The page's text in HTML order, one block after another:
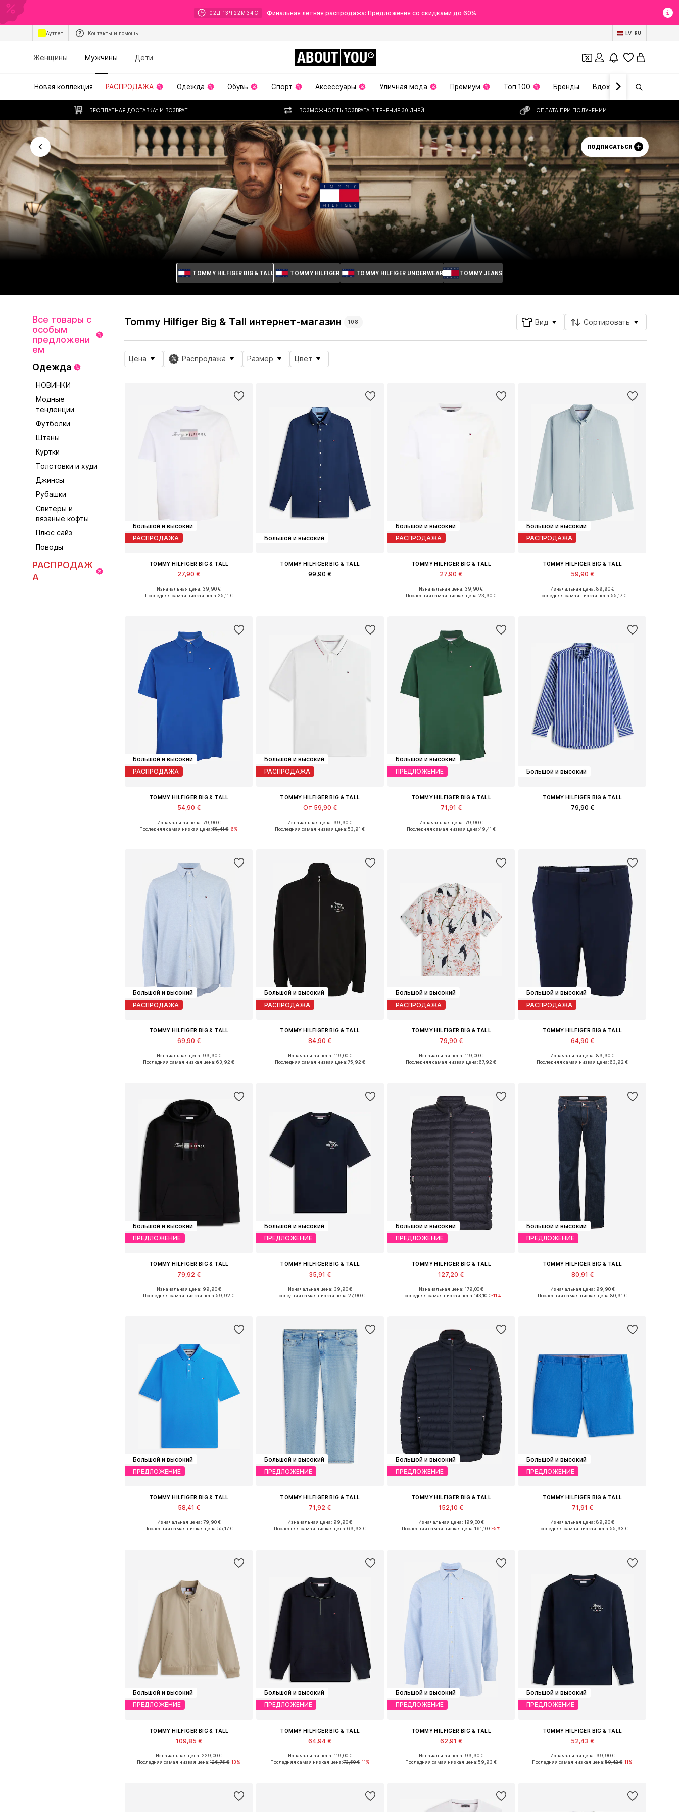
02 Д 13 Ч 22 М 32 С Финальная летняя распродажа: Предложения со скидками до 60%
Аутлет Контакты и помощь LV RU
Женщины Мужчины Дети ABOUT YOU
Новая коллекция РАСПРОДАЖА Одежда Обувь Спорт Аксессуары Уличная мода Премиум Топ 100 Бренды Вдохновение
БЕСПЛАТНАЯ ДОСТАВКА* И ВОЗВРАТ ВОЗМОЖНОСТЬ ВОЗВРАТА В ТЕЧЕНИЕ 30 ДНЕЙ ОПЛАТА ПРИ ПОЛУЧЕНИИ
ПОДПИСАТЬСЯ
TOMMY HILFIGER BIG & TALL TOMMY HILFIGER TOMMY HILFIGER UNDERWEAR TOMMY JEANS
Все товары с
особым
предложени
ем
Одежда
НОВИНКИ
Модные
тенденции
Футболки
Штаны
Куртки
Толстовки и худи
Джинсы
Рубашки
Свитеры и
вязаные кофты
Плюс сайз
Поводы
РАСПРОДАЖ
А
Tommy Hilfiger Big & Tall интернет-магазин 108 Вид Сортировать
Цена Распродажа Размер Цвет
Большой и высокий
РАСПРОДАЖА
TOMMY HILFIGER BIG & TALL
27,90 €
Доступные размеры: XXL, XXXL, 4XL
Изначальная цена: 39,90 €
Последняя самая низкая цена:25,11 €
Большой и высокий
TOMMY HILFIGER BIG & TALL
99,90 €
Большой и высокий
РАСПРОДАЖА
TOMMY HILFIGER BIG & TALL
27,90 €
Доступные размеры: XXL, XXXL, 4XL, 5XL
Изначальная цена: 39,90 €
Последняя самая низкая цена:23,90 €
Большой и высокий
РАСПРОДАЖА
TOMMY HILFIGER BIG & TALL
59,90 €
Доступные размеры: XXL, XXXL, 4XL, 5XL
Изначальная цена: 89,90 €
Последняя самая низкая цена:55,17 €
Большой и высокий
РАСПРОДАЖА
TOMMY HILFIGER BIG & TALL
54,90 €
+2
Доступные размеры: XXL, 4XL, 5XL
Изначальная цена: 79,90 €
Последняя самая низкая цена:58,41 €-6%
Большой и высокий
РАСПРОДАЖА
TOMMY HILFIGER BIG & TALL
От 59,90 €
Доступные размеры: XXXL, 4XL, 5XL
Изначальная цена: 99,90 €
Последняя самая низкая цена:53,91 €
Большой и высокий
ПРЕДЛОЖЕНИЕ
TOMMY HILFIGER BIG & TALL
71,91 €
+2
Доступные размеры: XXL, 4XL
Изначальная цена: 79,90 €
Последняя самая низкая цена:49,41 €
Большой и высокий
TOMMY HILFIGER BIG & TALL
79,90 €
Большой и высокий
РАСПРОДАЖА
TOMMY HILFIGER BIG & TALL
69,90 €
Доступные размеры: XXL, XXXL, 4XL, 5XL
Изначальная цена: 99,90 €
Последняя самая низкая цена:63,92 €
Большой и высокий
РАСПРОДАЖА
TOMMY HILFIGER BIG & TALL
84,90 €
Доступные размеры: XXL, XXXL, 4XL, 5XL
Изначальная цена: 119,00 €
Последняя самая низкая цена:75,92 €
Большой и высокий
РАСПРОДАЖА
TOMMY HILFIGER BIG & TALL
79,90 €
Доступные размеры: XXXL
Изначальная цена: 119,00 €
Последняя самая низкая цена:67,92 €
Большой и высокий
РАСПРОДАЖА
TOMMY HILFIGER BIG & TALL
64,90 €
Доступные размеры: 44
Изначальная цена: 89,90 €
Последняя самая низкая цена:63,92 €
Большой и высокий
ПРЕДЛОЖЕНИЕ
TOMMY HILFIGER BIG & TALL
79,92 €
Доступные размеры: XXL, XXXL, 4XL, 5XL
Изначальная цена: 99,90 €
Последняя самая низкая цена:59,92 €
Большой и высокий
ПРЕДЛОЖЕНИЕ
TOMMY HILFIGER BIG & TALL
35,91 €
Доступные размеры: XXL, XXXL
Изначальная цена: 39,90 €
Последняя самая низкая цена:27,90 €
Большой и высокий
ПРЕДЛОЖЕНИЕ
TOMMY HILFIGER BIG & TALL
127,20 €
Доступные размеры: XXL, XXXL, 4XL, 5XL
Изначальная цена: 179,00 €
Последняя самая низкая цена:143,10 €-11%
Большой и высокий
ПРЕДЛОЖЕНИЕ
TOMMY HILFIGER BIG & TALL
80,91 €
Доступно множество размеров
Изначальная цена: 99,90 €
Последняя самая низкая цена:80,91 €
Большой и высокий
ПРЕДЛОЖЕНИЕ
TOMMY HILFIGER BIG & TALL
58,41 €
Доступные размеры: XXXL
Изначальная цена: 79,90 €
Последняя самая низкая цена:55,17 €
Большой и высокий
ПРЕДЛОЖЕНИЕ
TOMMY HILFIGER BIG & TALL
71,92 €
Доступно множество размеров
Изначальная цена: 99,90 €
Последняя самая низкая цена:69,93 €
Большой и высокий
ПРЕДЛОЖЕНИЕ
TOMMY HILFIGER BIG & TALL
152,10 €
Доступные размеры: XXL, XXXL, 4XL, 5XL
Изначальная цена: 199,00 €
Последняя самая низкая цена:161,10 €-5%
Большой и высокий
ПРЕДЛОЖЕНИЕ
TOMMY HILFIGER BIG & TALL
71,91 €
Доступные размеры: 40, 42, 44
Изначальная цена: 89,90 €
Последняя самая низкая цена:55,93 €
Большой и высокий
ПРЕДЛОЖЕНИЕ
TOMMY HILFIGER BIG & TALL
109,85 €
Доступные размеры: XXL, XXXL, 4XL
Изначальная цена: 229,00 €
Последняя самая низкая цена:126,75 €-13%
Большой и высокий
ПРЕДЛОЖЕНИЕ
TOMMY HILFIGER BIG & TALL
64,94 €
Доступные размеры: XXL, XXXL, 4XL, 5XL
Изначальная цена: 119,00 €
Последняя самая низкая цена:73,50 €-11%
Большой и высокий
ПРЕДЛОЖЕНИЕ
TOMMY HILFIGER BIG & TALL
62,91 €
Доступные размеры: XXL, XXXL, 4XL, 5XL
Изначальная цена: 99,90 €
Последняя самая низкая цена:59,93 €
Большой и высокий
ПРЕДЛОЖЕНИЕ
TOMMY HILFIGER BIG & TALL
52,43 €
Доступные размеры: XXL, XXXL, 4XL, 5XL
Изначальная цена: 99,90 €
Последняя самая низкая цена:59,42 €-11%